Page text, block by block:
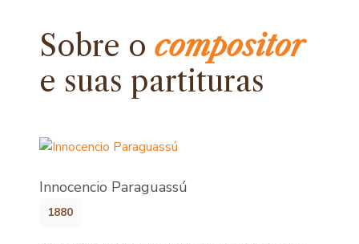
Sobre ocompositor
e suas partituras
Innocencio Paraguassú
1880